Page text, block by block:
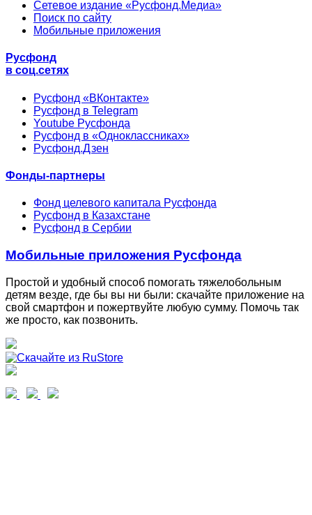
Сетевое издание «Русфонд.Медиа»
Поиск по сайту
Мобильные приложения
Русфонд
в соц.сетях
Русфонд «ВКонтакте»
Русфонд в Telegram
Youtube Русфонда
Русфонд в «Одноклассниках»
Русфонд.Дзен
Фонды-партнеры
Фонд целевого капитала Русфонда
Русфонд в Казахстане
Русфонд в Сербии
Мобильные приложения Русфонда
Простой и удобный способ помогать тяжелобольным
детям везде, где бы вы ни были: скачайте приложение на
свой смартфон и пожертвуйте любую сумму. Помочь так
же просто, как позвонить.